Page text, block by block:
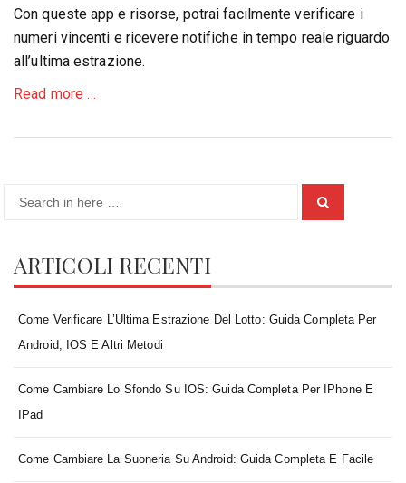
Con queste app e risorse, potrai facilmente verificare i
numeri vincenti e ricevere notifiche in tempo reale riguardo
all’ultima estrazione.
Read more about
Verificare
del
Guida
Completa
Android,
iOS
Altri
…
Search
ARTICOLI RECENTI
Come Verificare L’Ultima Estrazione Del Lotto: Guida Completa Per
Android, IOS E Altri Metodi
Come Cambiare Lo Sfondo Su IOS: Guida Completa Per IPhone E
IPad
Come Cambiare La Suoneria Su Android: Guida Completa E Facile